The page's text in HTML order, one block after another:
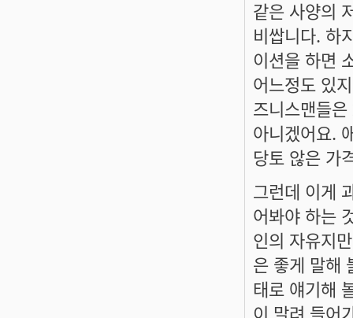
같은 사양의
비쌉니다. 하
이션을 하면
어느정도 있
즈니스맨들
아니겠어요.
당토 않은 가
그런데 이게
어봐야 하는
인의 자유지
은 좋게 말해
태로 얘기해
이 말려 들어